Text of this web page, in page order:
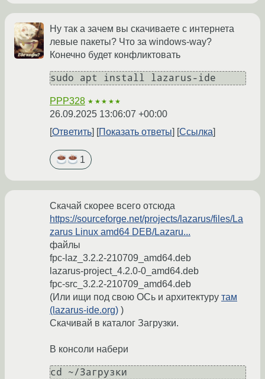
Ну так а зачем вы скачиваете с интернета
левые пакеты? Что за windows-way?
Конечно будет конфликтовать
PPP328 ★★★★★
26.09.2025 13:06:07 +00:00
Ответить
Показать ответы Ссылка
1
Скачай скорее всего отсюда
https://sourceforge.net/projects/lazarus/files/La
zarus Linux amd64 DEB/Lazaru...
файлы
fpc-laz_3.2.2-210709_amd64.deb
lazarus-project_4.2.0-0_amd64.deb
fpc-src_3.2.2-210709_amd64.deb
(Или ищи под свою ОСь и архитектуру там
(lazarus-ide.org) )
Скачивай в каталог Загрузки.
В консоли набери
cd ~/Загрузки